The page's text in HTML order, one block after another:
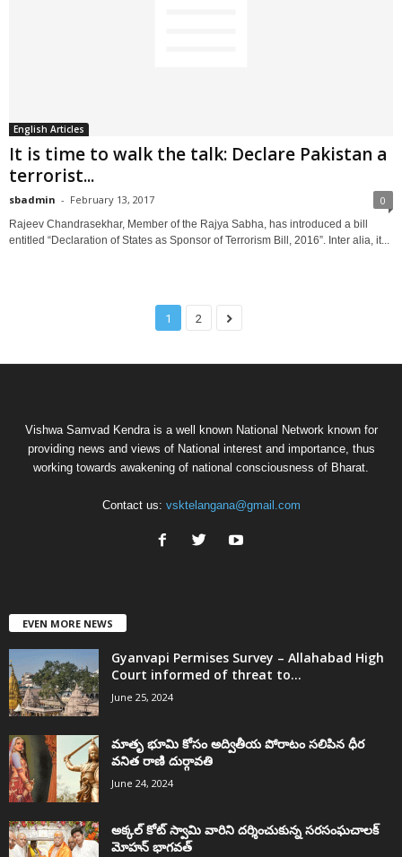
English Articles
It is time to walk the talk: Declare Pakistan a
terrorist...
sbadmin - February 13, 2017 0
Rajeev Chandrasekhar, Member of the Rajya Sabha, has introduced a bill
entitled “Declaration of States as Sponsor of Terrorism Bill, 2016”. Inter alia, it...
1 2
Vishwa Samvad Kendra is a well known National Network known for
providing news and views of National interest and importance, thus
working towards awakening of national consciousness of Bharat.
Contact us: vsktelangana@gmail.com
EVEN MORE NEWS
Gyanvapi Permises Survey – Allahabad High
Court informed of threat to...
June 25, 2024
మాతృ భూమి కోసం అద్వితీయ పోరాటం సలిపిన ధీర
వనిత రాణి దుర్గావతి
June 24, 2024
అక్కల్‌ కోట్‌ స్వామి వారిని దర్శించుకున్న సరసంఘచాలక్
మోహన్ భాగవత్